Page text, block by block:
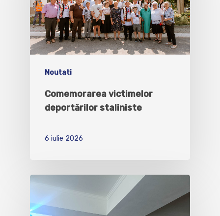
Noutati
Comemorarea victimelor
deportărilor staliniste
6 iulie 2026